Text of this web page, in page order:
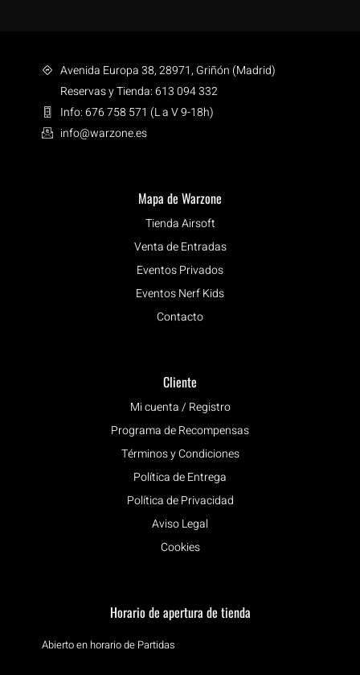
Avenida Europa 38, 28971, Griñón (Madrid)
Reservas y Tienda: 613 094 332
Info: 676 758 571 (L a V 9-18h)
info@warzone.es
Mapa de Warzone
Tienda Airsoft
Venta de Entradas
Eventos Privados
Eventos Nerf Kids
Contacto
Cliente
Mi cuenta / Registro
Programa de Recompensas
Términos y Condiciones
Política de Entrega
Política de Privacidad
Aviso Legal
Cookies
Horario de apertura de tienda
Abierto en horario de Partidas